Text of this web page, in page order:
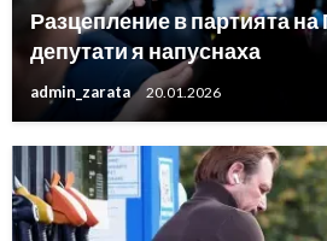
Разцепление в партията на
депутати я напуснаха
admin_zarata 20.01.2026